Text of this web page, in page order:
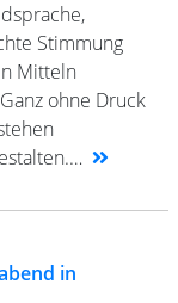
Stimmung
Mitteln
ohne Druck
in